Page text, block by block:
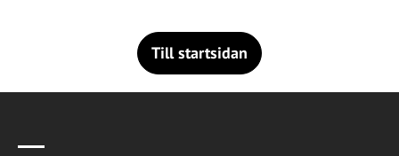
Till startsidan